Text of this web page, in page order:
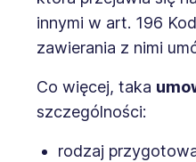
innymi w art. 196
zawierania z nimi
Co więcej, taka
szczególności:
rodzaj